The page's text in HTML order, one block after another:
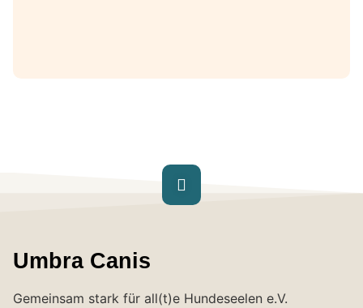
Umbra Canis
Gemeinsam stark für all(t)e Hundeseelen e.V.